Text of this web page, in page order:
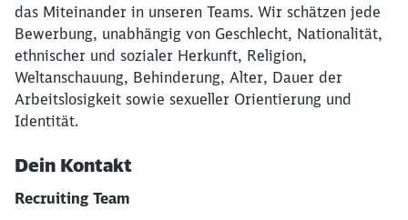
das Miteinander in unseren Teams. Wir schätzen jede
Bewerbung, unabhängig von Geschlecht, Nationalität,
ethnischer und sozialer Herkunft, Religion,
Weltanschauung, Behinderung, Alter, Dauer der
Arbeitslosigkeit sowie sexueller Orientierung und
Identität.
Dein Kontakt
Recruiting Team